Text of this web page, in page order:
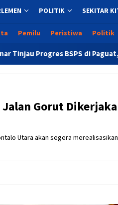
POLITIK SEKITAR
Pemilu Peristiwa Politik
di Paguat, Ribuan Rumah
Gorut
Utara akan segera